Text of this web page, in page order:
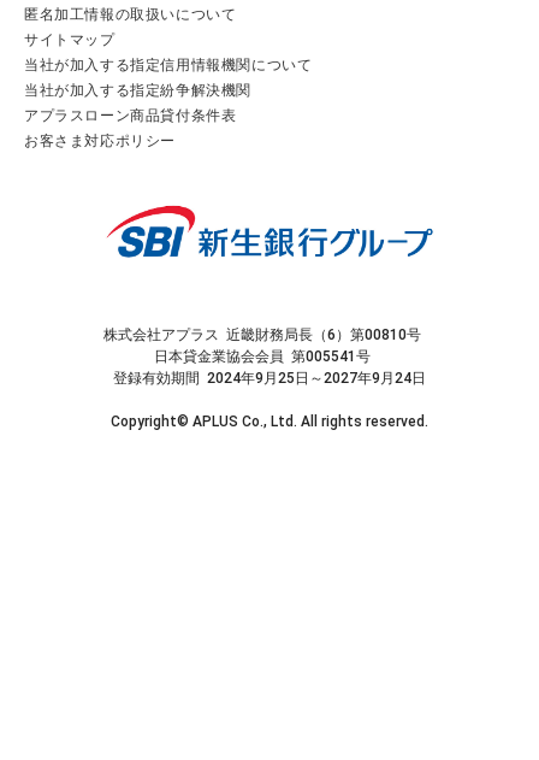
匿名加工情報の取扱いについて
サイトマップ
当社が加入する指定信用情報機関について
当社が加入する指定紛争解決機関
アプラスローン商品貸付条件表
お客さま対応ポリシー
株式会社アプラス 近畿財務局長（6）第00810号
日本貸金業協会会員 第005541号
登録有効期間 2024年9月25日～2027年9月24日
Copyright© APLUS Co., Ltd. All rights reserved.